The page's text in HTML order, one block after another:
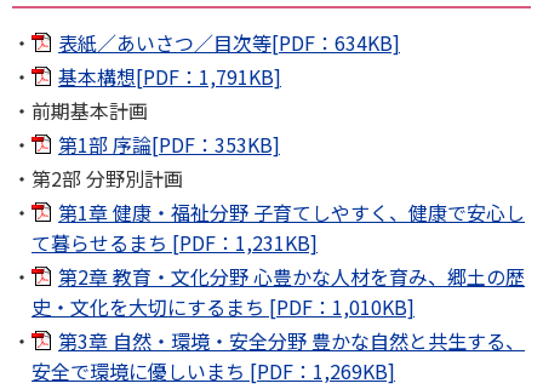
表紙／あいさつ／目次等[PDF：634KB]
基本構想[PDF：1,791KB]
前期基本計画
第1部 序論[PDF：353KB]
第2部 分野別計画
第1章 健康・福祉分野 子育てしやすく、健康で安心し
て暮らせるまち [PDF：1,231KB]
第2章 教育・文化分野 心豊かな人材を育み、郷土の歴
史・文化を大切にするまち [PDF：1,010KB]
第3章 自然・環境・安全分野 豊かな自然と共生する、
安全で環境に優しいまち [PDF：1,269KB]